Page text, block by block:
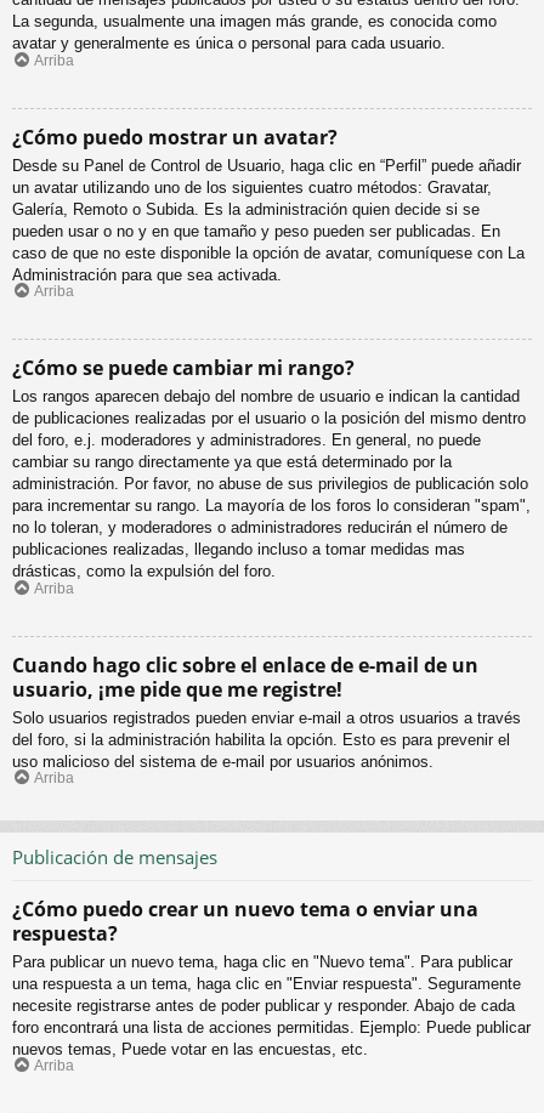
La segunda, usualmente una imagen más grande, es conocida como
avatar y generalmente es única o personal para cada usuario.
Arriba
¿Cómo puedo mostrar un avatar?
Desde su Panel de Control de Usuario, haga clic en “Perfil” puede añadir
un avatar utilizando uno de los siguientes cuatro métodos: Gravatar,
Galería, Remoto o Subida. Es la administración quien decide si se
pueden usar o no y en que tamaño y peso pueden ser publicadas. En
caso de que no este disponible la opción de avatar, comuníquese con La
Administración para que sea activada.
Arriba
¿Cómo se puede cambiar mi rango?
Los rangos aparecen debajo del nombre de usuario e indican la cantidad
de publicaciones realizadas por el usuario o la posición del mismo dentro
del foro, e.j. moderadores y administradores. En general, no puede
cambiar su rango directamente ya que está determinado por la
administración. Por favor, no abuse de sus privilegios de publicación solo
para incrementar su rango. La mayoría de los foros lo consideran "spam",
no lo toleran, y moderadores o administradores reducirán el número de
publicaciones realizadas, llegando incluso a tomar medidas mas
drásticas, como la expulsión del foro.
Arriba
Cuando hago clic sobre el enlace de e-mail de un
usuario, ¡me pide que me registre!
Solo usuarios registrados pueden enviar e-mail a otros usuarios a través
del foro, si la administración habilita la opción. Esto es para prevenir el
uso malicioso del sistema de e-mail por usuarios anónimos.
Arriba
Publicación de mensajes
¿Cómo puedo crear un nuevo tema o enviar una
respuesta?
Para publicar un nuevo tema, haga clic en "Nuevo tema". Para publicar
una respuesta a un tema, haga clic en "Enviar respuesta". Seguramente
necesite registrarse antes de poder publicar y responder. Abajo de cada
foro encontrará una lista de acciones permitidas. Ejemplo: Puede publicar
nuevos temas, Puede votar en las encuestas, etc.
Arriba